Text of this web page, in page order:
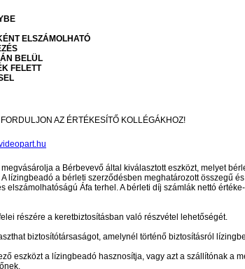
ELSZÁMOLHATÓ
BELÜL
FELETT
AZ ÉRTÉKESÍTŐ KOLLÉGÁKHOZ!
a Bérbevevő által kiválasztott eszközt, melyet
lízingbeadó a bérleti szerződésben meghatározott összegű
elszámolhatóságú Áfa terhel. A bérleti díj számlák nettó
részére a keretbiztosításban való részvétel lehetőségét.
biztosítótársaságot, amelynél történő biztosításról
eszközt a lízingbeadó hasznosítja, vagy azt a szállítónak a